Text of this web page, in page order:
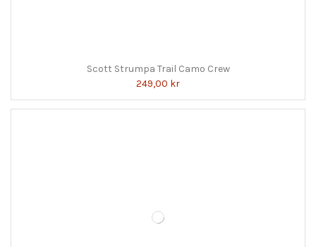
Scott Strumpa Trail Camo Crew
249,00 kr